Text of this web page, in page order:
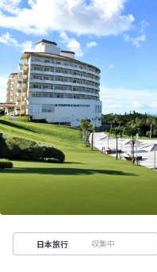
日本旅行 収集中